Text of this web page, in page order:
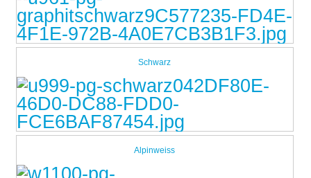
Schwarz
Alpinweiss